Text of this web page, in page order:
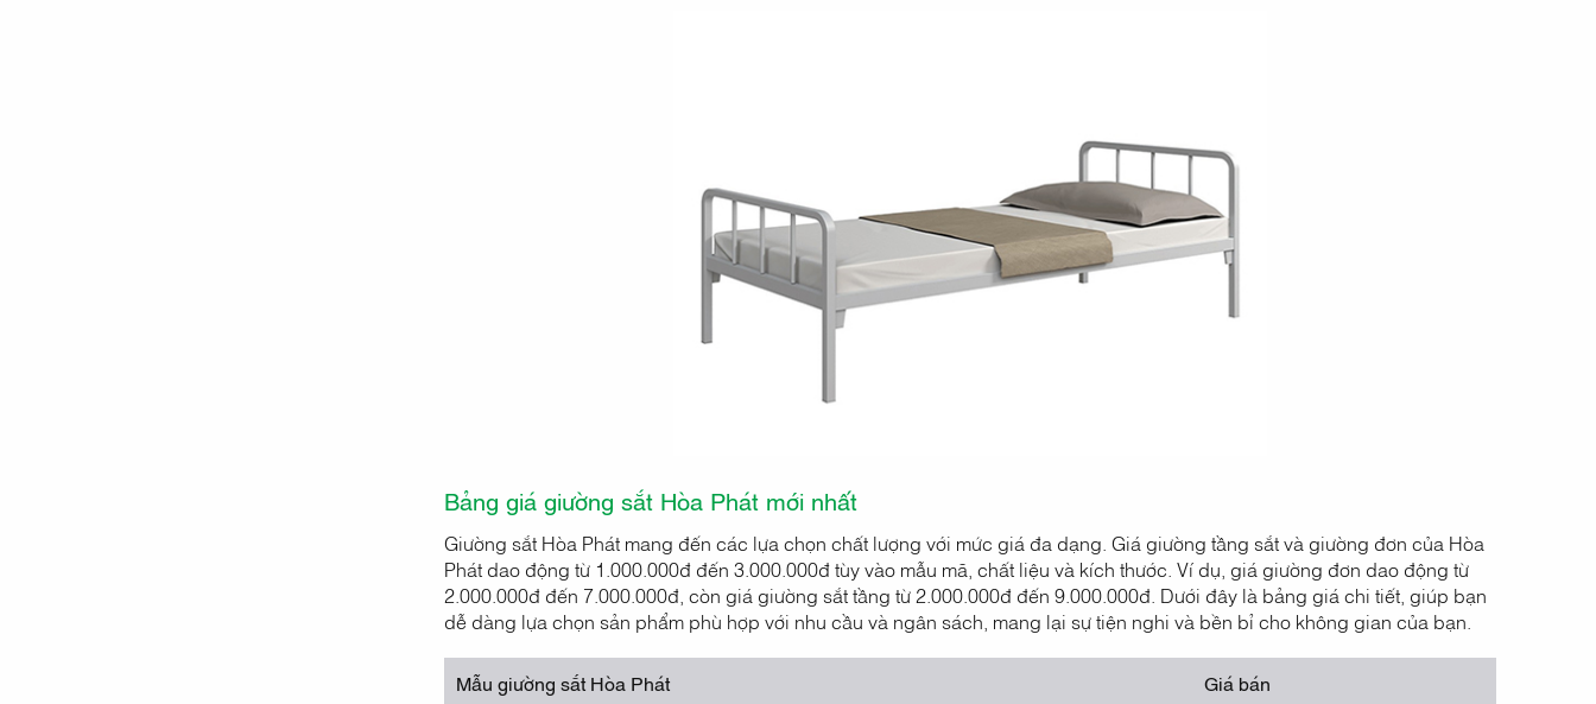
Bảng giá giường sắt Hòa Phát mới nhất
Giường sắt Hòa Phát mang đến các lựa chọn chất lượng với mức giá đa dạng. Giá giường tầng sắt và giường đơn của Hòa
Phát dao động từ 1.000.000đ đến 3.000.000đ tùy vào mẫu mã, chất liệu và kích thước. Ví dụ, giá giường đơn dao động từ
2.000.000đ đến 7.000.000đ, còn giá giường sắt tầng từ 2.000.000đ đến 9.000.000đ. Dưới đây là bảng giá chi tiết, giúp bạn
dễ dàng lựa chọn sản phẩm phù hợp với nhu cầu và ngân sách, mang lại sự tiện nghi và bền bỉ cho không gian của bạn.
Mẫu giường sắt Hòa Phát
Giá bán